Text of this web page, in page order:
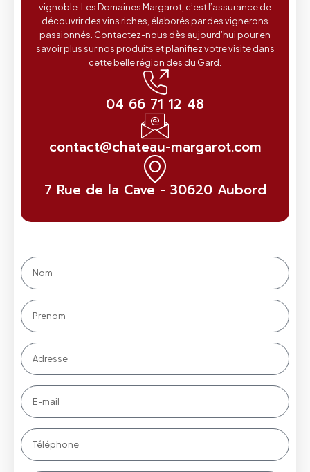
vignoble. Les Domaines Margarot, c’est l’assurance de
découvrir des vins riches, élaborés par des vignerons
passionnés. Contactez-nous dès aujourd’hui pour en
savoir plus sur nos produits et planifiez votre visite dans
cette belle région des du Gard.
04 66 71 12 48
contact@chateau-margarot.com
7 Rue de la Cave - 30620 Aubord